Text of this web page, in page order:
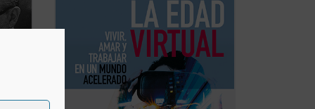
dos
que, más bien, sucedería al revés: una
radical transformación de nuestra
mirada sobre la realidad habría
provocado el inicio de ...
(ver ficha)